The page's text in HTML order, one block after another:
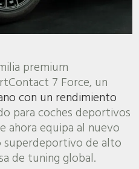
premium
7 Force, un
con un rendimiento
para coches deportivos
ahora equipa al nuevo
superdeportivo de alto
de tuning global.